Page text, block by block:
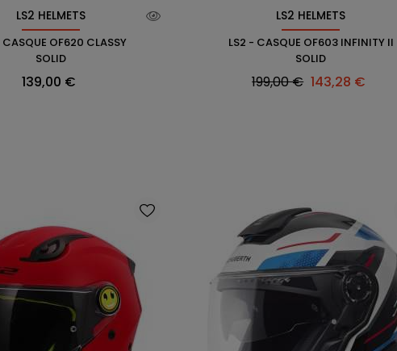
LS2 HELMETS
OF620 CLASSY
SOLID
Prix
139,00 €
LS2 HELMETS
LS2 - CASQUE OF603 INFINITY II
SOLID
Prix
199,00 € Prix
143,28 €